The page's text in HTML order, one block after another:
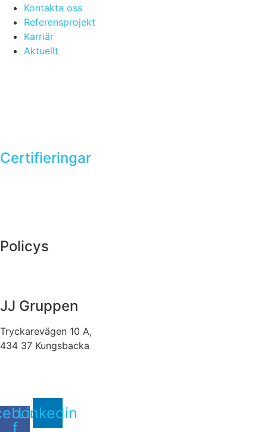
Kontakta oss
Referensprojekt
Karriär
Aktuellt
Certifieringar
Policys
JJ Gruppen
Tryckarevägen 10 A,
434 37 Kungsbacka
f
Linkedin